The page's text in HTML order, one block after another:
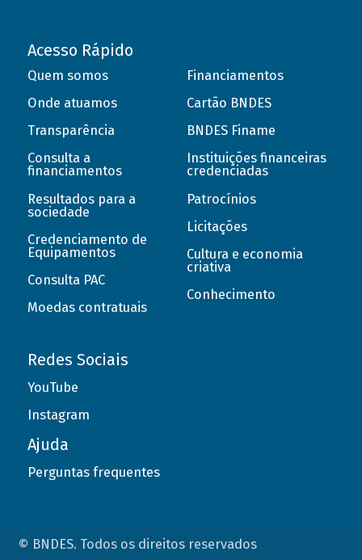
Acesso Rápido
Quem somos
Onde atuamos
Transparência
Consulta a
financiamentos
Resultados para a
sociedade
Credenciamento de
Equipamentos
Consulta PAC
Moedas contratuais
Financiamentos
Cartão BNDES
BNDES Finame
Instituições financeiras
credenciadas
Patrocínios
Licitações
Cultura e economia
criativa
Conhecimento
Redes Sociais
YouTube
Instagram
Ajuda
Perguntas frequentes
© BNDES. Todos os direitos reservados